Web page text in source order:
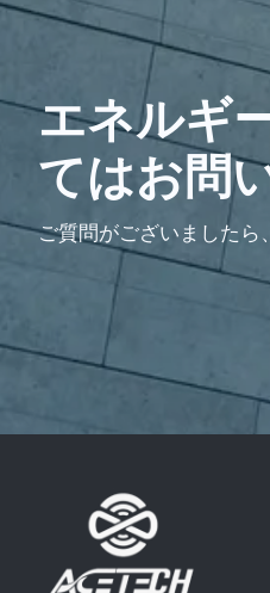
エネルギ
てはお問
ご質問がございましたら